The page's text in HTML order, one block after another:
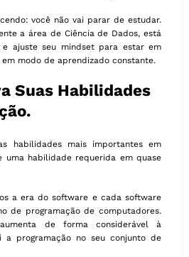
você não vai parar de estudar.
a área de Ciência de Dados, está
e ajuste seu mindset para estar em
em modo de aprendizado constante.
Suas Habilidades
habilidades mais importantes em
uma habilidade requerida em quase
a era do software e cada software
de programação de computadores.
de forma considerável à
a programação no seu conjunto de